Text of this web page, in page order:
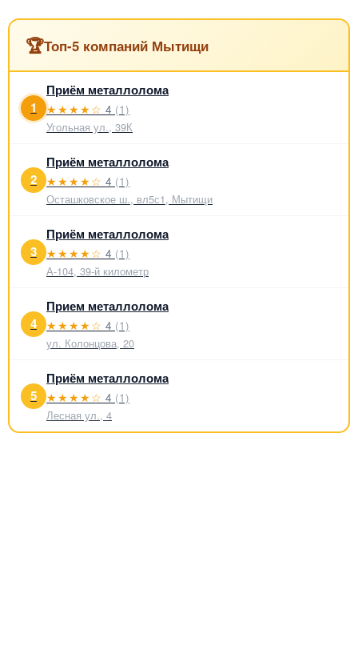
🏆Топ-5 компаний Мытищи
1
Приём металлолома
★★★★☆ 4 (1)
Угольная ул., 39К
2
Приём металлолома
★★★★☆ 4 (1)
Осташковское ш., вл5с1, Мытищи
3
Приём металлолома
★★★★☆ 4 (1)
А-104, 39-й километр
4
Прием металлолома
★★★★☆ 4 (1)
ул. Колонцова, 20
5
Приём металлолома
★★★★☆ 4 (1)
Лесная ул., 4